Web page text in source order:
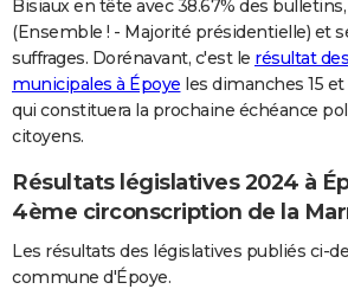
COPAINS D'AVANT
S'inscrire
Se connecter
Lycées
Collèges
Primaires
Universités
Entreprises
Service militaire
Avis de recherche
AVIS DE DÉCÈS
FORUM
Bricolage
Lifestyle
Culture
Sport
Auto
Television
Voyage
Cinema
Bisiaux en tête avec 38.67% des
(Ensemble ! - Majorité présidentielle) et
suffrages. Dorénavant, c'est le résultat
municipales à Époye les dimanches 15
qui constituera la prochaine échéance
citoyens.
Résultats législatives 2024 à
4ème circonscription de la
Les résultats des législatives publiés ci-
commune d'Époye.